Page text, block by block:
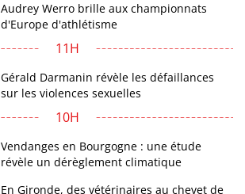
Audrey Werro brille aux championnats
d'Europe d'athlétisme
11H
Gérald Darmanin révèle les défaillances
sur les violences sexuelles
10H
Vendanges en Bourgogne : une étude
révèle un dérèglement climatique
En Gironde, des vétérinaires au chevet de